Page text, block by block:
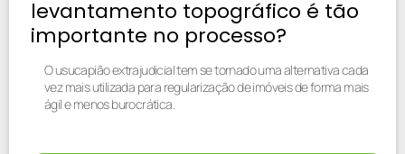
levantamento topográfico é tão
importante no processo?
O usucapião extrajudicial tem se tornado uma alternativa cada
vez mais utilizada para regularização de imóveis de forma mais
ágil e menos burocrática.